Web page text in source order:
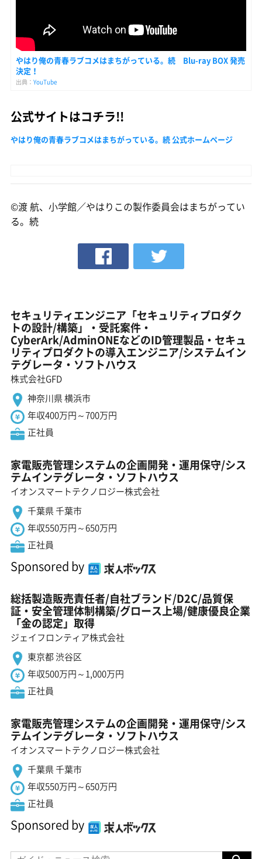
やはり俺の青春ラブコメはまちがっている。続 Blu-ray BOX 発売
決定！
出典： YouTube
公式サイトはコチラ!!
やはり俺の青春ラブコメはまちがっている。続 公式ホームページ
©渡 航、小学館／やはりこの製作委員会はまちがってい
る。続
セキュリティエンジニア「セキュリティプロダク
トの設計/構築」・受託案件・
CyberArk/AdminONEなどのID管理製品・セキュ
リティプロダクトの導入エンジニア/システムイン
テグレータ・ソフトハウス
株式会社GFD
神奈川県 横浜市
年収400万円～700万円
正社員
家電販売管理システムの企画開発・運用保守/シス
テムインテグレータ・ソフトハウス
イオンスマートテクノロジー株式会社
千葉県 千葉市
年収550万円～650万円
正社員
Sponsored by
総括製造販売責任者/自社ブランド/D2C/品質保
証・安全管理体制構築/グロース上場/健康優良企業
「金の認定」取得
ジェイフロンティア株式会社
東京都 渋谷区
年収500万円～1,000万円
正社員
家電販売管理システムの企画開発・運用保守/シス
テムインテグレータ・ソフトハウス
イオンスマートテクノロジー株式会社
千葉県 千葉市
年収550万円～650万円
正社員
Sponsored by